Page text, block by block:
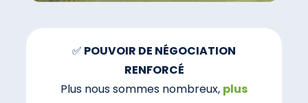
✅ POUVOIR DE NÉGOCIATION
RENFORCÉ
Plus nous sommes nombreux, plus